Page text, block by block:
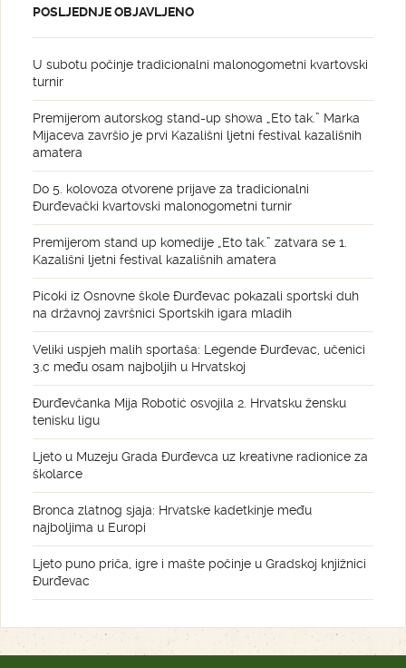
POSLJEDNJE OBJAVLJENO
U subotu počinje tradicionalni malonogometni kvartovski
turnir
Premijerom autorskog stand-up showa „Eto tak.” Marka
Mijaceva završio je prvi Kazališni ljetni festival kazališnih
amatera
Do 5. kolovoza otvorene prijave za tradicionalni
Đurđevački kvartovski malonogometni turnir
Premijerom stand up komedije „Eto tak.” zatvara se 1.
Kazališni ljetni festival kazališnih amatera
Picoki iz Osnovne škole Đurđevac pokazali sportski duh
na državnoj završnici Sportskih igara mladih
Veliki uspjeh malih sportaša: Legende Đurđevac, učenici
3.c među osam najboljih u Hrvatskoj
Đurđevčanka Mija Robotić osvojila 2. Hrvatsku žensku
tenisku ligu
Ljeto u Muzeju Grada Đurđevca uz kreativne radionice za
školarce
Bronca zlatnog sjaja: Hrvatske kadetkinje među
najboljima u Europi
Ljeto puno priča, igre i mašte počinje u Gradskoj knjižnici
Đurđevac